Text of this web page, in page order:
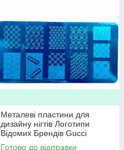
Металеві пластини для
дизайну нігтів Логотипи
Відомих Брендів Gucci
Стемпинг пластини для нігтів
Готово до відправки